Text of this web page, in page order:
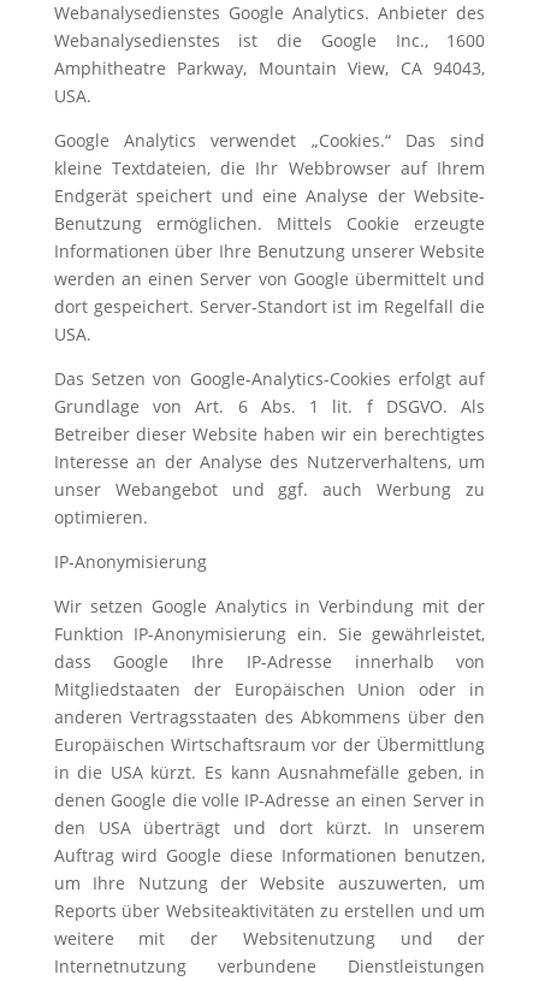
Webanalysedienstes Google Analytics. Anbieter des
Webanalysedienstes ist die Google Inc., 1600
Amphitheatre Parkway, Mountain View, CA 94043,
USA.
Google Analytics verwendet „Cookies.“ Das sind
kleine Textdateien, die Ihr Webbrowser auf Ihrem
Endgerät speichert und eine Analyse der Website-
Benutzung ermöglichen. Mittels Cookie erzeugte
Informationen über Ihre Benutzung unserer Website
werden an einen Server von Google übermittelt und
dort gespeichert. Server-Standort ist im Regelfall die
USA.
Das Setzen von Google-Analytics-Cookies erfolgt auf
Grundlage von Art. 6 Abs. 1 lit. f DSGVO. Als
Betreiber dieser Website haben wir ein berechtigtes
Interesse an der Analyse des Nutzerverhaltens, um
unser Webangebot und ggf. auch Werbung zu
optimieren.
IP-Anonymisierung
Wir setzen Google Analytics in Verbindung mit der
Funktion IP-Anonymisierung ein. Sie gewährleistet,
dass Google Ihre IP-Adresse innerhalb von
Mitgliedstaaten der Europäischen Union oder in
anderen Vertragsstaaten des Abkommens über den
Europäischen Wirtschaftsraum vor der Übermittlung
in die USA kürzt. Es kann Ausnahmefälle geben, in
denen Google die volle IP-Adresse an einen Server in
den USA überträgt und dort kürzt. In unserem
Auftrag wird Google diese Informationen benutzen,
um Ihre Nutzung der Website auszuwerten, um
Reports über Websiteaktivitäten zu erstellen und um
weitere mit der Websitenutzung und der
Internetnutzung verbundene Dienstleistungen